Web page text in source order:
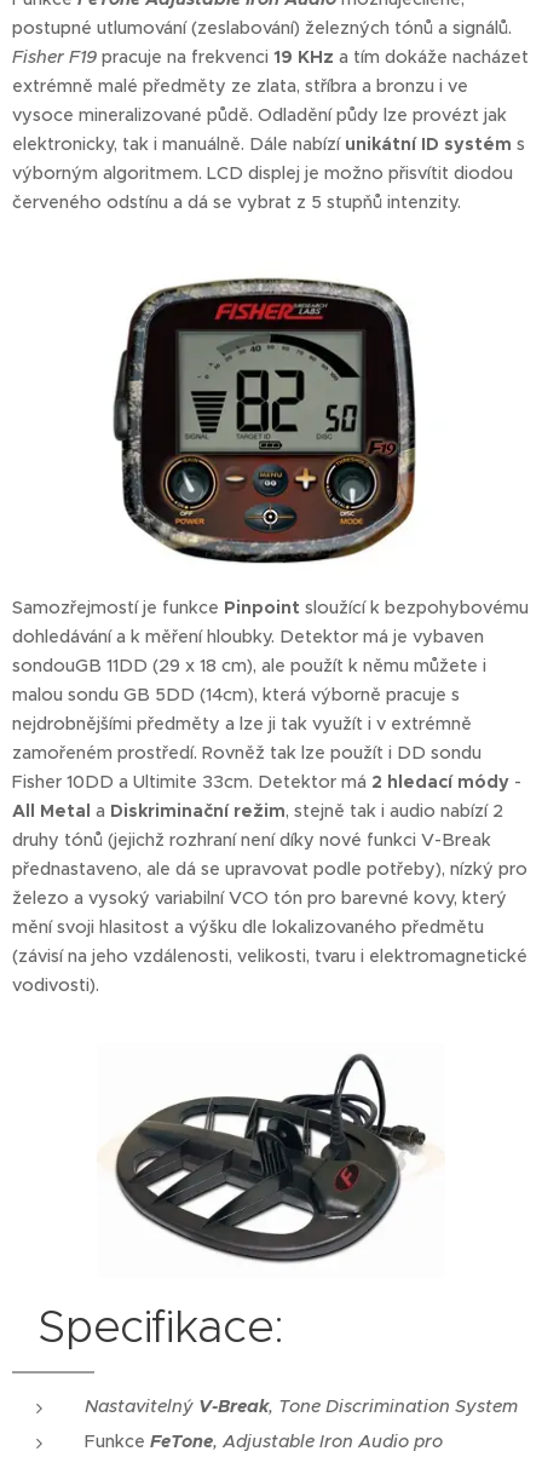
postupné utlumování (zeslabování) železných tónů a signálů.
Fisher F19 pracuje na frekvenci 19 KHz a tím dokáže nacházet
extrémně malé předměty ze zlata, stříbra a bronzu i ve
vysoce mineralizované půdě. Odladění půdy lze provézt jak
elektronicky, tak i manuálně. Dále nabízí unikátní ID systém s
výborným algoritmem. LCD displej je možno přisvítit diodou
červeného odstínu a dá se vybrat z 5 stupňů intenzity.
Samozřejmostí je funkce Pinpoint sloužící k bezpohybovému
dohledávání a k měření hloubky. Detektor má je vybaven
sondouGB 11DD (29 x 18 cm), ale použít k němu můžete i
malou sondu GB 5DD (14cm), která výborně pracuje s
nejdrobnějšími předměty a lze ji tak využít i v extrémně
zamořeném prostředí. Rovněž tak lze použít i DD sondu
Fisher 10DD a Ultimite 33cm. Detektor má 2 hledací módy -
All Metal a Diskriminační režim, stejně tak i audio nabízí 2
druhy tónů (jejichž rozhraní není díky nové funkci V-Break
přednastaveno, ale dá se upravovat podle potřeby), nízký pro
železo a vysoký variabilní VCO tón pro barevné kovy, který
mění svoji hlasitost a výšku dle lokalizovaného předmětu
(závisí na jeho vzdálenosti, velikosti, tvaru i elektromagnetické
vodivosti).
Specifikace:
Nastavitelný V-Break, Tone Discrimination System
Funkce FeTone, Adjustable Iron Audio pro